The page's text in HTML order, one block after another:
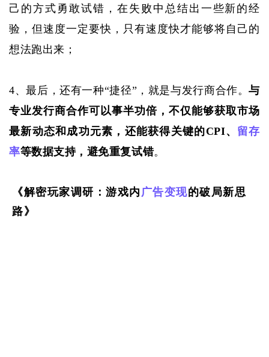
己的方式勇敢试错，在失败中总结出一些新的经
验，但速度一定要快，只有速度快才能够将自己的
想法跑出来；
4、最后，还有一种“捷径”，就是与发行商合作。与
专业发行商合作可以事半功倍，不仅能够获取市场
最新动态和成功元素，还能获得关键的CPI、 留存
率等数据支持，避免重复试错。
《解密玩家调研：游戏内广告变现的破局新思
路》